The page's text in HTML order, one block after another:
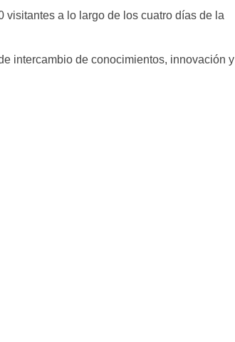
a lo largo de los cuatro días de la
intercambio de conocimientos, innovación y